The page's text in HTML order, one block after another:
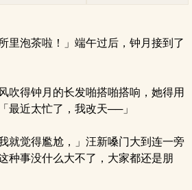
里泡茶啦！」端午过后，钟月接到了
得钟月的长发啪搭啪搭响，她得用
最近太忙了，我改天──」
就觉得尷尬，」汪新嗓门大到连一旁
种事没什么大不了，大家都还是朋